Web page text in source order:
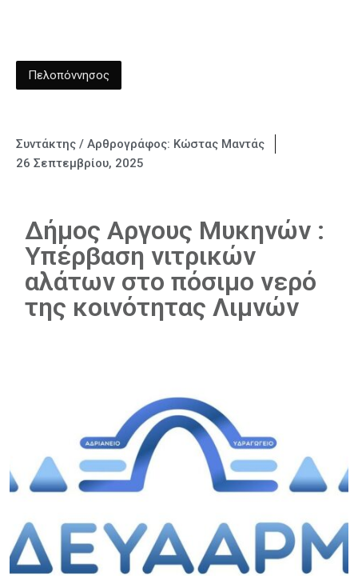
Πελοπόννησος
Συντάκτης / Αρθρογράφος: Κώστας Μαντάς
26 Σεπτεμβρίου, 2025
Δήμος Αργους Μυκηνών :
Yπέρβαση νιτρικών
αλάτων στο πόσιμο νερό
της κοινότητας Λιμνών